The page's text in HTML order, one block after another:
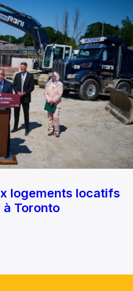
logements locatifs
Toronto